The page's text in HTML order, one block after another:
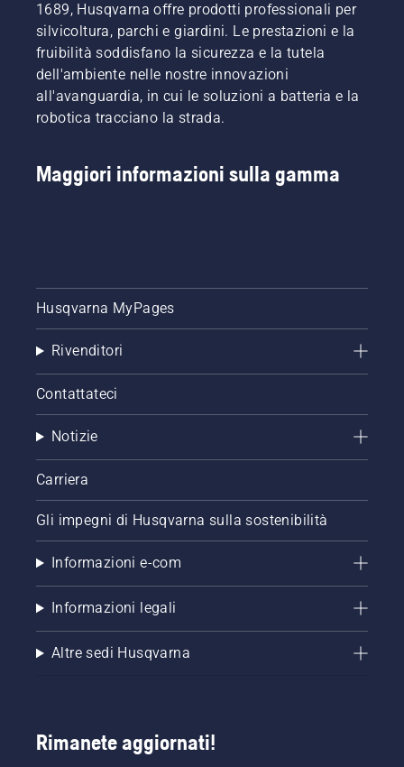
1689, Husqvarna offre prodotti professionali per
silvicoltura, parchi e giardini. Le prestazioni e la
fruibilità soddisfano la sicurezza e la tutela
dell'ambiente nelle nostre innovazioni
all'avanguardia, in cui le soluzioni a batteria e la
robotica tracciano la strada.
Maggiori informazioni sulla gamma
Husqvarna MyPages
Rivenditori
Contattateci
Notizie
Carriera
Gli impegni di Husqvarna sulla sostenibilità
Informazioni e-com
Informazioni legali
Altre sedi Husqvarna
Rimanete aggiornati!